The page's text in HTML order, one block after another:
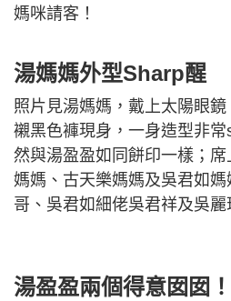
媽咪請客！
湯媽媽外型Sharp醒
照片見湯媽媽，戴上太陽眼
襯黑色褲現身，一身造型非
然與湯盈盈如同餅印一樣；
媽媽、古天樂媽媽及吳君如
哥、吳君如細佬吳君祥及吳麗
湯盈盈兩個得意囡囡！